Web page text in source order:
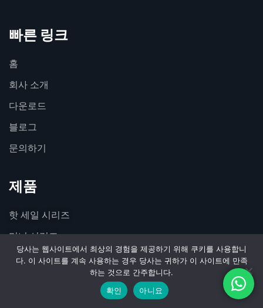
빠른 링크
홈
회사 소개
다운로드
블로그
문의하기
제품
핫 세일 시리즈
미니 시리즈
표준 시리즈
당사는 웹사이트에서 최상의 경험을 제공하기 위해 쿠키를 사용합니
다. 이 사이트를 계속 사용하는 경우 당사는 귀하가 이 사이트에 만족
하는 것으로 간주합니다.
확인
아니요